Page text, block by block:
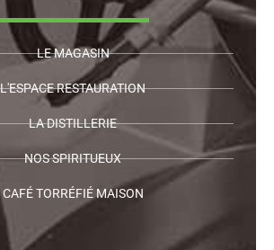
LE MAGASIN
L'ESPACE RESTAURATION
LA DISTILLERIE
NOS SPIRITUEUX
CAFÉ TORRÉFIÉ MAISON